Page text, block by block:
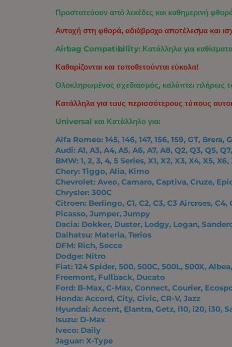
Προστατεύουν από λεκέδες και καθημερινή
Αντοχή στη φθορά, αδιάβροχο αποτέλεσμα και
Airbag Compatibility: Κατάλληλα για καθίσματα
Καθαρίζονται και τοποθετούνται εύκολα!
Ολοκληρωμένος σχεδιασμός, καλύπτει πλήρως
Κατάλληλα για τους περισσότερους τύπους
Universal και Κατάλληλο για:
Alfa Romeo: 145, 146, 147, 156, 159, GT,
Audi: A1, A3, A4, A5, A6, A7, A8, Q2, Q3, Q5,
BMW: 1, 2, 3, 4, 5 Series, X1, X2, X3, X4, X5, X6,
Chery: Tiggo, Alia, Kimo
Chevrolet: Aveo, Camaro, Captiva, Cruze,
Chrysler: 300C
Citroen: Berlingo, C1, C2, C3, C3 Aircross,
Picasso, Jumper, Jumpy
Dacia: Dokker, Duster, Lodgy, Logan,
Daihatsu: Materia, Terios
DFM: Rich, Secce
Dodge: Nitro
Fiat: 124 Spider, 500, 500C, 500L, 500X,
Freemont, Fullback, Ducato
Ford: B-Max, C-Max, Connect, Courier,
Honda: Accord, City, Civic, CR-V, Jazz
Hyundai: Accent, Elantra, Getz, i10, i20, i30,
Isuzu: D-Max
Iveco: Daily
Jaguar: X-Type